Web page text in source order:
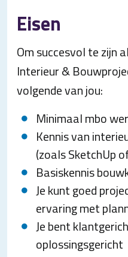
Eisen
Om succesvol te zijn
Interieur &
volgende van jou:
Minimaal mbo
Kennis van
(zoals SketchUp
Basiskennis
Je kunt goed
ervaring met
Je bent
oplossingsgericht